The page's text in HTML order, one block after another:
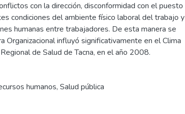
con la dirección, disconformidad con el puesto
condiciones del ambiente físico laboral del trabajo y
humanas entre trabajadores. De esta manera se
Organizacional influyó significativamente en el Clima
de Salud de Tacna, en el año 2008.
humanos, Salud pública